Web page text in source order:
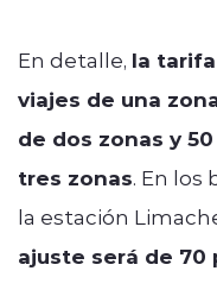
En detalle, la
viajes de una
de dos zonas y
tres zonas. En los
la estación
ajuste será de 70